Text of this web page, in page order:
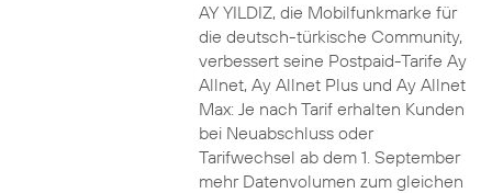
AY YILDIZ, die Mobilfunkmarke für
die deutsch-türkische Community,
verbessert seine Postpaid-Tarife Ay
Allnet, Ay Allnet Plus und Ay Allnet
Max: Je nach Tarif erhalten Kunden
bei Neuabschluss oder
Tarifwechsel ab dem 1. September
mehr Datenvolumen zum gleichen